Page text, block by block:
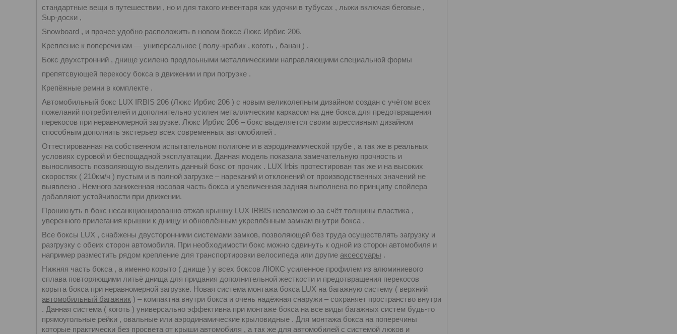
стандартные вещи в путешествии , но и для такого инвентаря как удочки в тубусах , лыжи включая беговые ,
Sup-доски ,
Snowboard , и прочее удобно расположить в новом боксе Люкс Ирбис 206.
Крепление к поперечинам — универсальное ( полу-крабик , коготь , банан ) .
Бокс двухстронний , днище усилено продлоьными металлическими направляющими специальной формы
препятсвующей перекосу бокса в движении и при погрузке .
Крепёжные ремни в комплекте .
Автомобильный бокс LUX IRBIS 206 (Люкс Ирбис 206 ) с новым великолепным дизайном создан с учётом всех
пожеланий потребителей и дополнительно усилен металлическим каркасом на дне бокса для предотвращения
перекосов при неравномерной загрузке. Люкс Ирбис 206 – бокс выделяется своим агрессивным дизайном
способным дополнить экстерьер всех современных автомобилей .
Оттестированная на собственном испытательном полигоне и в аэродинамической трубе , а так же в реальных
условиях суровой и беспощадной эксплуатации. Данная модель показала замечательную прочность и
выносливость позволяющую выделить данный бокс от прочих . LUX Irbis протестирован так же и на высоких
скоростях ( 210км/ч ) пустым и в полной загрузке – нареканий и отклонений от производственных значений не
выявлено . Немного заниженная носовая часть бокса и увеличенная задняя выполнена по принципу спойлера
добавляют устойчивости при движении.
Проникнуть в бокс несанкционированно отжав крышку LUX IRBIS невозможно за счёт толщины пластика ,
уверенного прилегания крышки к днищу и обновлённым укреплённым замкам внутри бокса .
Все боксы LUX , снабжены двусторонними системами замков, позволяющей без труда осуществлять загрузку и
разгрузку с обеих сторон автомобиля. При необходимости бокс можно сдвинуть к одной из сторон автомобиля и
например разместить рядом крепление для транспортировки велосипеда или другие аксессуары .
Нижняя часть бокса , а именно корыто ( днище ) у всех боксов ЛЮКС усиленное профилем из алюминиевого
сплава повторяющими литьё днища для придания дополнительной жесткости и предотвращения перекосов
корыта бокса при неравномерной загрузке. Новая система монтажа бокса LUX на багажную систему ( верхний
автомобильный багажник ) – компактна внутри бокса и очень надёжная снаружи – сохраняет пространство внутри
. Данная система ( коготь ) универсально эффективна при монтаже бокса на все виды багажных систем будь-то
прямоугольные рейки , овальные или аэродинамические крыловидные . Для монтажа бокса на поперечины
которые практически без просвета от крыши автомобиля , а так же для автомобилей с системой люков и